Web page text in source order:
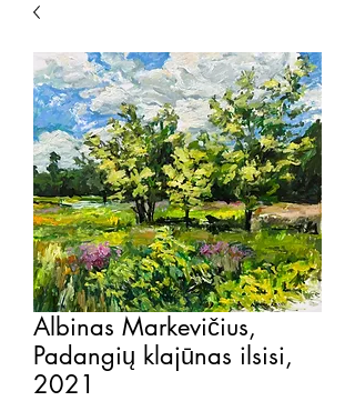
Albinas Markevičius,
Padangių klajūnas ilsisi,
2021